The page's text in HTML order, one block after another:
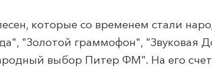
которые со временем стали
"Золотой граммофон", "Звуковая
выбор Питер ФМ". На его